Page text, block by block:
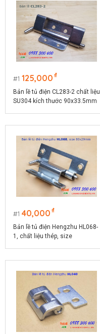
1 125,000 ₫
Bản lề tủ điện CL283-2 chất liệu
SU304 kích thước 90x33.5mm
1 40,000 ₫
Bản lề tủ điện Hengzhu HL068-
1, chất liệu thép, size